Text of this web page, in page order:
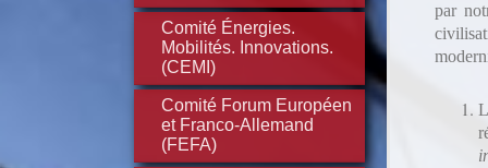
Comité Énergies.
Mobilités. Innovations.
(CEMI)
Comité Forum Européen
et Franco-Allemand
(FEFA)
par